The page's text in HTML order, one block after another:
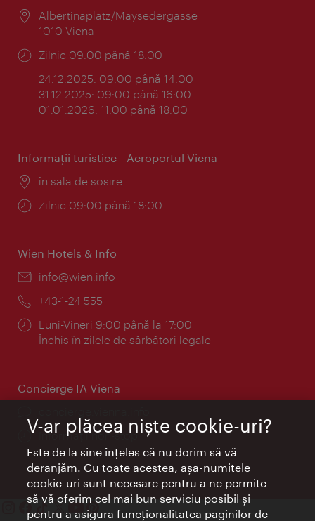
Locul:
Albertinaplatz/Maysedergasse
1010 Viena
Program:
Zilnic 09:00 până 18:00
24.12.2025: 09:00 până 14:00
31.12.2025: 09:00 până 16:00
01.01.2026: 11:00 până 18:00
Informaţii turistice - Aeroportul Viena
Locul:
în sala de sosire
Program:
Zilnic 09:00 până 18:00
Wien Hotels & Info
E-
info@wien.info
Telefon:
+43-1-24 555
Program:
Luni-Vineri 9:00 până la 17:00
Închis în zilele de sărbători legale
Concierge IA Viena
Informații non-stop
V-ar plăcea nişte cookie-uri?
Este de la sine înţeles că nu dorim să vă
deranjăm. Cu toate acestea, aşa-numitele
cookie-uri sunt necesare pentru a ne permite
să vă oferim cel mai bun serviciu posibil şi
pentru a asigura funcţionalitatea paginilor de